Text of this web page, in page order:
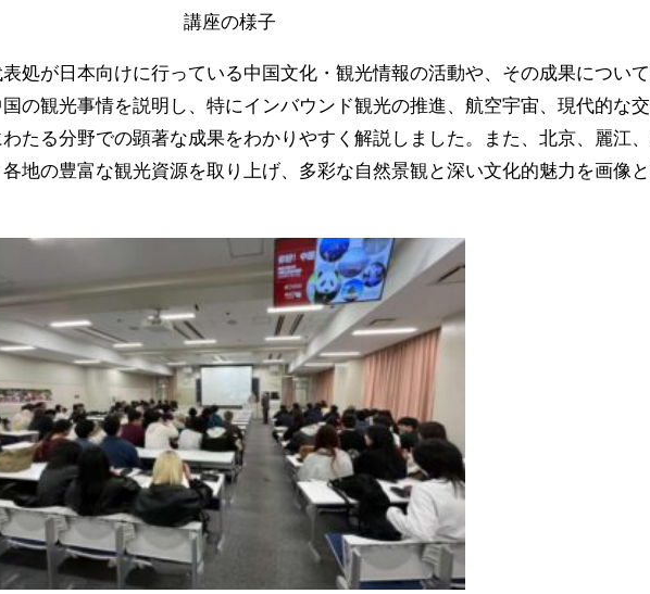
講座の様子
処が日本向けに行っている中国文化・観光情報の活動や、その成果につい
の観光事情を説明し、特にインバウンド観光の推進、航空宇宙、現代的な
たる分野での顕著な成果をわかりやすく解説しました。また、北京、麗江
地の豊富な観光資源を取り上げ、多彩な自然景観と深い文化的魅力を画像